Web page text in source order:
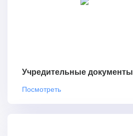
Учредительные документы
Посмотреть